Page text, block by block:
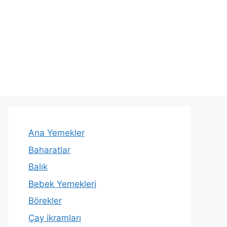
Ana Yemekler
Baharatlar
Balık
Bebek Yemekleri
Börekler
Çay ikramları